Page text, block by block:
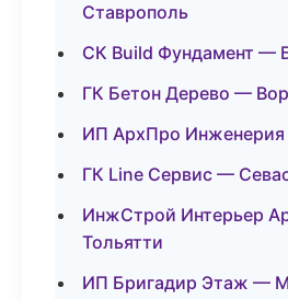
Ставрополь
СК Build Фундамент —
ГК Бетон Дерево —
ИП АрхПро
ГК Line Сервис —
ИнжСтрой Интерьер
Тольятти
ИП Бригадир Этаж —